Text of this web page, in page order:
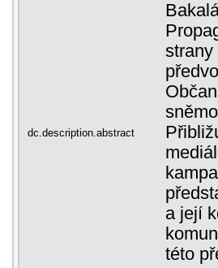
dc.description.abstract
strany
a její
této